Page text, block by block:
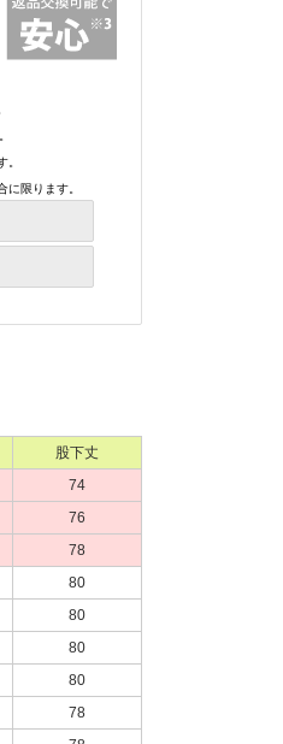
股下丈
74
76
78
80
80
80
80
78